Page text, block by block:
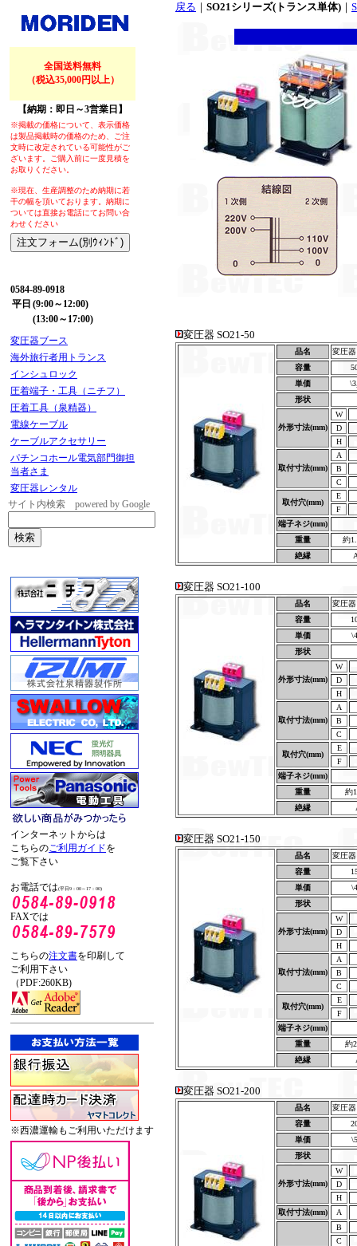
戻る ｜ SO21シリーズ(トランス単体) ｜
変圧器 SO21-50
品名
変圧器
容量
単価
形状
外形寸法(mm)
W
D
H
取付寸法(mm)
A
B
C
取付穴(mm)
E
F
端子ネジ(mm)
重量
約
絶縁
変圧器 SO21-100
品名
変圧器
容量
単価
形状
外形寸法(mm)
W
D
H
取付寸法(mm)
A
B
C
取付穴(mm)
E
F
端子ネジ(mm)
重量
約
絶縁
変圧器 SO21-150
品名
変圧器
容量
単価
形状
外形寸法(mm)
W
D
H
取付寸法(mm)
A
B
C
取付穴(mm)
E
F
端子ネジ(mm)
重量
約
絶縁
変圧器 SO21-200
品名
変圧器
容量
単価
形状
外形寸法(mm)
W
D
H
取付寸法(mm)
A
B
C
全国送料無料
（税込35,000円以上）
【納期：即日～3営業日】
※掲載の価格について、表示価格
は製品掲載時の価格のため、ご注
文時に改定されている可能性がご
ざいます。ご購入前に一度見積を
お取りください。
※現在、生産調整のため納期に若
干の幅を頂いております。納期に
ついては直接お電話にてお問い合
わせください
0584-89-0918
平日 (9:00～12:00)
(13:00～17:00)
変圧器ブース
海外旅行者用トランス
インシュロック
圧着端子・工具（ニチフ）
圧着工具（泉精器）
電線ケーブル
ケーブルアクセサリー
パチンコホール電気部門御担
当者さま
変圧器レンタル
サイト内検索 powered by Google
インターネットからは
こちらのご利用ガイドを
ご覧下さい
お電話では(平日9：00～17：00)
FAXでは
こちらの注文書を印刷して
ご利用下さい
（PDF:260KB)
※西濃運輸もご利用いただけます